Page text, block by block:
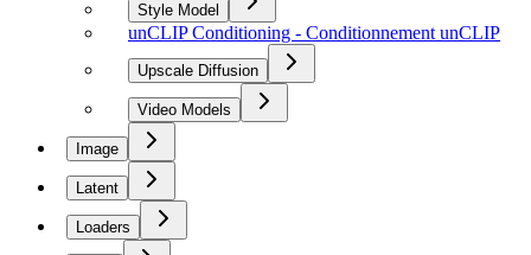
Style Model
unCLIP Conditioning - Conditionnement unCLIP
Upscale Diffusion
Video Models
Image
Latent
Loaders